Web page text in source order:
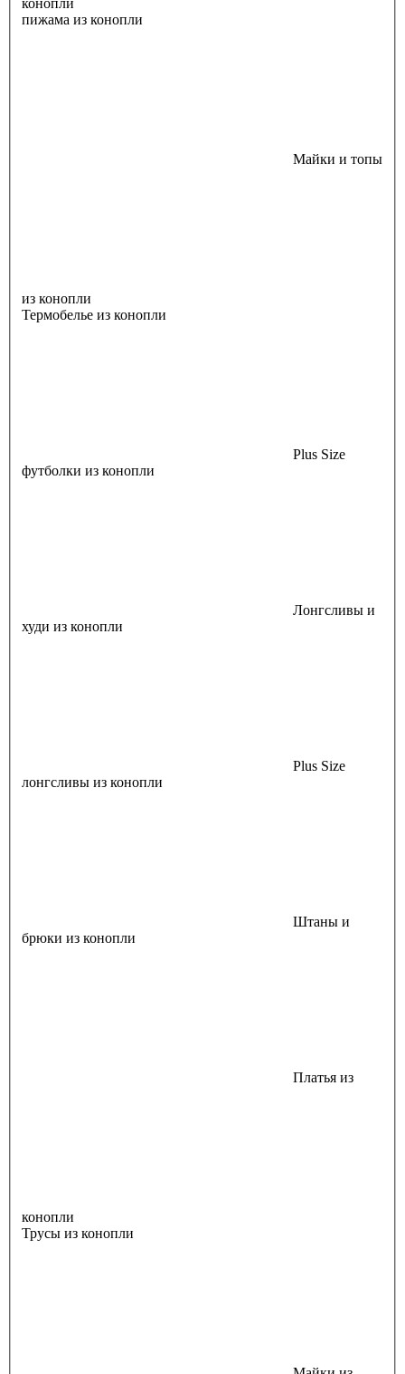
пижама из конопли
Майки и топы
из конопли
Термобелье из конопли
Plus Size
футболки из конопли
Лонгсливы и
худи из конопли
Plus Size
лонгсливы из конопли
Штаны и
брюки из конопли
Платья из
конопли
Трусы из конопли